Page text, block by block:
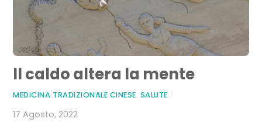
Il caldo altera la mente
MEDICINA TRADIZIONALE CINESE, SALUTE
17 Agosto, 2022